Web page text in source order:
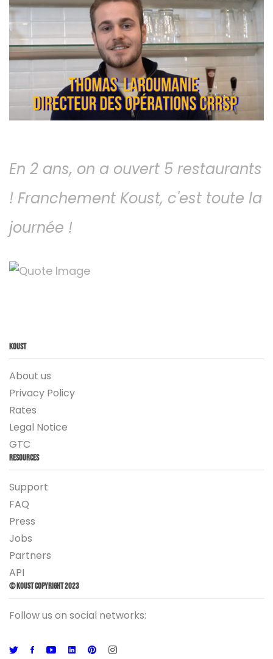
En 2 ans, on a ouvert 5 restaurants
! Franchement Koust, c'est toute la
journée !
Koust
About us
Privacy Policy
Rates
Legal Notice
GTC
Resources
Support
FAQ
Press
Jobs
Partners
API
© Koust Copyright 2023
Follow us on social networks: